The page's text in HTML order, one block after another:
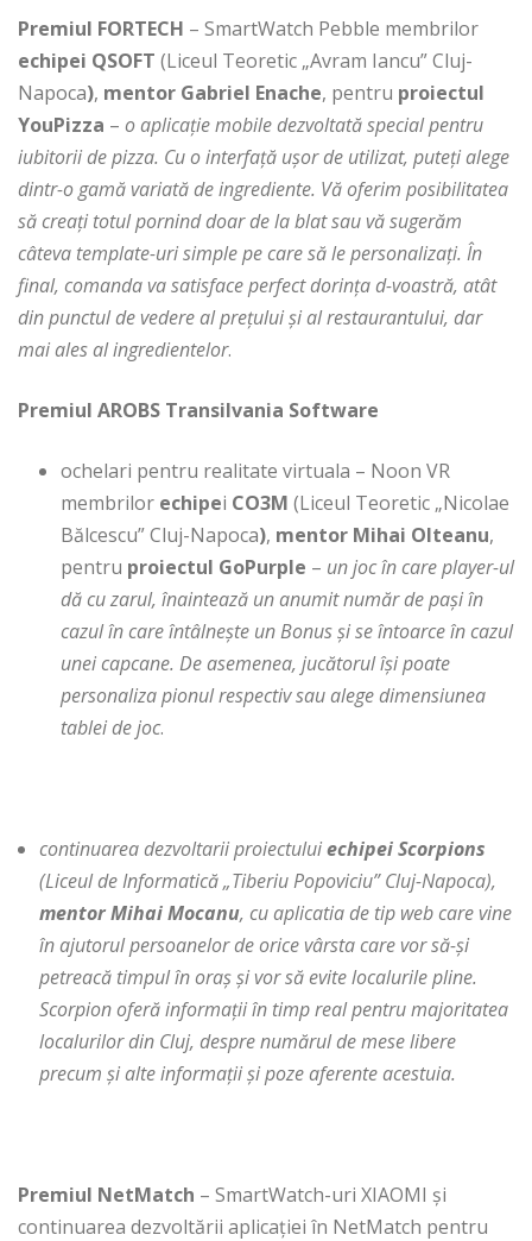
Premiul FORTECH – SmartWatch Pebble membrilor
echipei QSOFT (Liceul Teoretic „Avram Iancu” Cluj-
Napoca), mentor Gabriel Enache, pentru proiectul
YouPizza – o aplicație mobile dezvoltată special pentru
iubitorii de pizza. Cu o interfață ușor de utilizat, puteți alege
dintr-o gamă variată de ingrediente. Vă oferim posibilitatea
să creați totul pornind doar de la blat sau vă sugerăm
câteva template-uri simple pe care să le personalizați. În
final, comanda va satisface perfect dorința d-voastră, atât
din punctul de vedere al prețului și al restaurantului, dar
mai ales al ingredientelor.
Premiul AROBS Transilvania Software
ochelari pentru realitate virtuala – Noon VR
membrilor echipei CO3M (Liceul Teoretic „Nicolae
Bălcescu” Cluj-Napoca), mentor Mihai Olteanu,
pentru proiectul GoPurple – un joc în care player-ul
dă cu zarul, înaintează un anumit număr de pași în
cazul în care întâlnește un Bonus și se întoarce în cazul
unei capcane. De asemenea, jucătorul își poate
personaliza pionul respectiv sau alege dimensiunea
tablei de joc.
continuarea dezvoltarii proiectuluiechipei Scorpions
(Liceul de Informatică „Tiberiu Popoviciu” Cluj-Napoca),
mentorMihai Mocanu, cu aplicatia de tip webcare vine
în ajutorul persoanelor de orice vârsta care vor să-și
petreacă timpul în oraș și vor să evite localurile pline.
Scorpion oferă informații în timp real pentru majoritatea
localurilor din Cluj, despre numărul de mese libere
precum și alte informații și poze aferente acestuia.
Premiul NetMatch – SmartWatch-uri XIAOMI şi
continuarea dezvoltării aplicaţiei în NetMatch pentru